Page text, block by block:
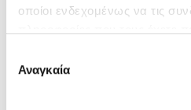
οποίοι ενδεχομένως να τις
των υπηρεσιών τους.
συγκατάθεσης
Αναγκαία
This entry was posted inHair Tips,